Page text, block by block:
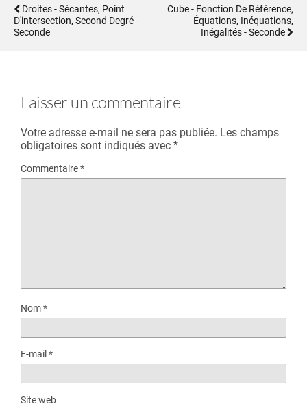
Droites - Sécantes, Point
D'intersection, Second Degré -
Seconde
Cube - Fonction De Référence,
Équations, Inéquations,
Inégalités - Seconde
Laisser un commentaire
Votre adresse e-mail ne sera pas publiée. Les champs
obligatoires sont indiqués avec *
Commentaire*
Nom*
E-mail *
Site web